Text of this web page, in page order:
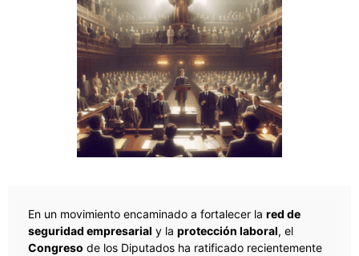
En un movimiento encaminado a fortalecer la red de
seguridad empresarial y la protección laboral, el
Congreso de los Diputados ha ratificado recientemente